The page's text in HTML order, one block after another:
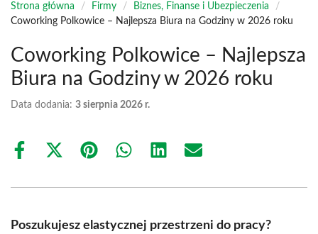
Strona główna / Firmy / Biznes, Finanse i Ubezpieczenia
/
Coworking Polkowice – Najlepsza Biura na Godziny w 2026 roku
Coworking Polkowice – Najlepsza
Biura na Godziny w 2026 roku
Data dodania: 3 sierpnia 2026 r.
Share
Share
(Twitter)
Share Share Share Share
Poszukujesz elastycznej przestrzeni do pracy?